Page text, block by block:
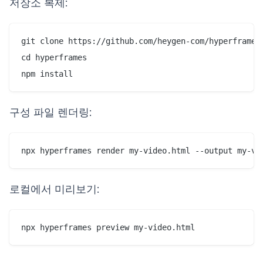
저장소 복제:
git clone https://github.com/heygen-com/hyperframes
cd hyperframes
구성 파일 렌더링:
로컬에서 미리보기: